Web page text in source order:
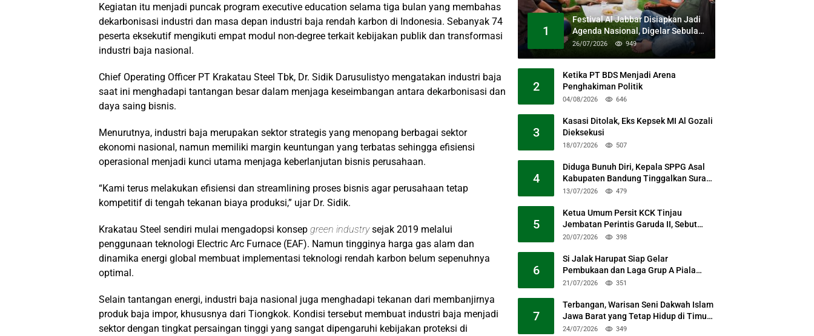
Kegiatan itu menjadi puncak program executive education selama tiga bulan yang membahas
dekarbonisasi industri dan masa depan industri baja rendah karbon di Indonesia. Sebanyak 74
peserta eksekutif mengikuti empat modul non-degree terkait kebijakan publik dan transformasi
industri baja nasional.
Chief Operating Officer PT Krakatau Steel Tbk, Dr. Sidik Darusulistyo mengatakan industri baja
saat ini menghadapi tantangan besar dalam menjaga keseimbangan antara dekarbonisasi dan
daya saing bisnis.
Menurutnya, industri baja merupakan sektor strategis yang menopang berbagai sektor
ekonomi nasional, namun memiliki margin keuntungan yang terbatas sehingga efisiensi
operasional menjadi kunci utama menjaga keberlanjutan bisnis perusahaan.
“Kami terus melakukan efisiensi dan streamlining proses bisnis agar perusahaan tetap
kompetitif di tengah tekanan biaya produksi,” ujar Dr. Sidik.
Krakatau Steel sendiri mulai mengadopsi konsep green industrysejak 2019 melalui
penggunaan teknologi Electric Arc Furnace (EAF). Namun tingginya harga gas alam dan
dinamika energi global membuat implementasi teknologi rendah karbon belum sepenuhnya
optimal.
Selain tantangan energi, industri baja nasional juga menghadapi tekanan dari membanjirnya
produk baja impor, khususnya dari Tiongkok. Kondisi tersebut membuat industri baja menjadi
sektor dengan tingkat persaingan tinggi yang sangat dipengaruhi kebijakan proteksi di
1
Festival Al Jabbar Disiapkan Jadi
Agenda Nasional, Digelar Sebulan
Penuh di Kawasan Masjid Raya Al
26/07/2026 949
2
Ketika PT BDS Menjadi Arena
Penghakiman Politik
04/08/2026 646
3
Kasasi Ditolak, Eks Kepsek MI Al Gozali
Dieksekusi
18/07/2026 507
4
Diduga Bunuh Diri, Kepala SPPG Asal
Kabupaten Bandung Tinggalkan Surat
Permohonan Maaf
13/07/2026 479
5
Ketua Umum Persit KCK Tinjau
Jembatan Perintis Garuda II, Sebut
Simbol Kebersamaan TNI dan Rakyat
20/07/2026 398
6
Si Jalak Harupat Siap Gelar
Pembukaan dan Laga Grup A Piala
Presiden 2026 Sabtu Mendatang
21/07/2026 351
7
Terbangan, Warisan Seni Dakwah Islam
Jawa Barat yang Tetap Hidup di Timur
Kabupaten Bandung
24/07/2026 349